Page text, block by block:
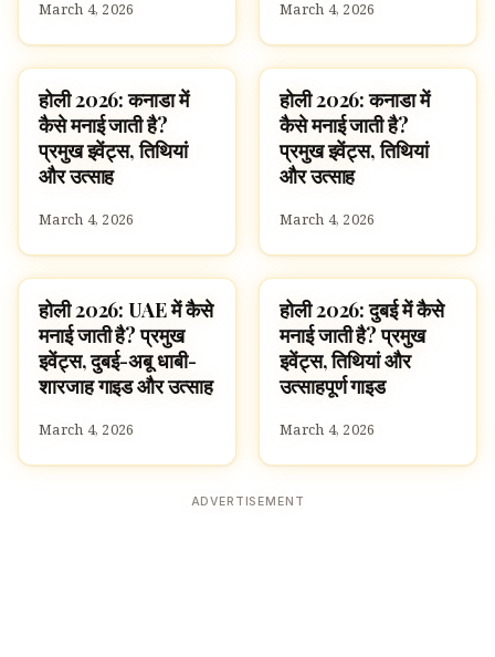
March 4, 2026 March 4, 2026
FESTIVALS
होली 2026: कनाडा में
कैसे मनाई जाती है?
प्रमुख इवेंट्स, तिथियां
और उत्साह
March 4, 2026
FESTIVALS
होली 2026: कनाडा में
कैसे मनाई जाती है?
प्रमुख इवेंट्स, तिथियां
और उत्साह
March 4, 2026
FESTIVALS
होली 2026: UAE में कैसे
मनाई जाती है? प्रमुख
इवेंट्स, दुबई-अबू धाबी-
शारजाह गाइड और उत्साह
March 4, 2026
FESTIVALS
होली 2026: दुबई में कैसे
मनाई जाती है? प्रमुख
इवेंट्स, तिथियां और
उत्साहपूर्ण गाइड
March 4, 2026
ADVERTISEMENT